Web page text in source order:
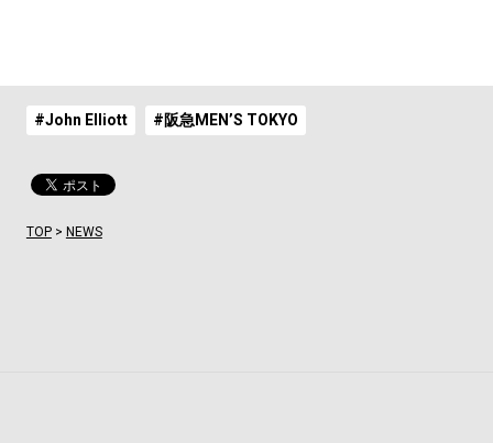
#John Elliott #阪急MEN’S TOKYO
TOP> NEWS